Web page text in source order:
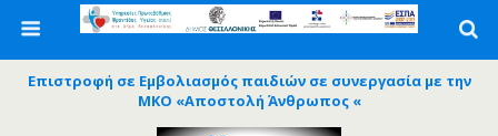
Επιστροφή σε Εμβολιασμός παιδιών σε συνεργασία με την
ΜΚΟ «Αποστολή Άνθρωπος «